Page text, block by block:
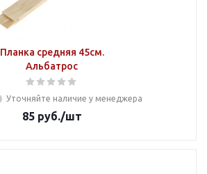
Планка средняя 45см.
Альбатрос
Уточняйте наличие у менеджера
85руб./шт